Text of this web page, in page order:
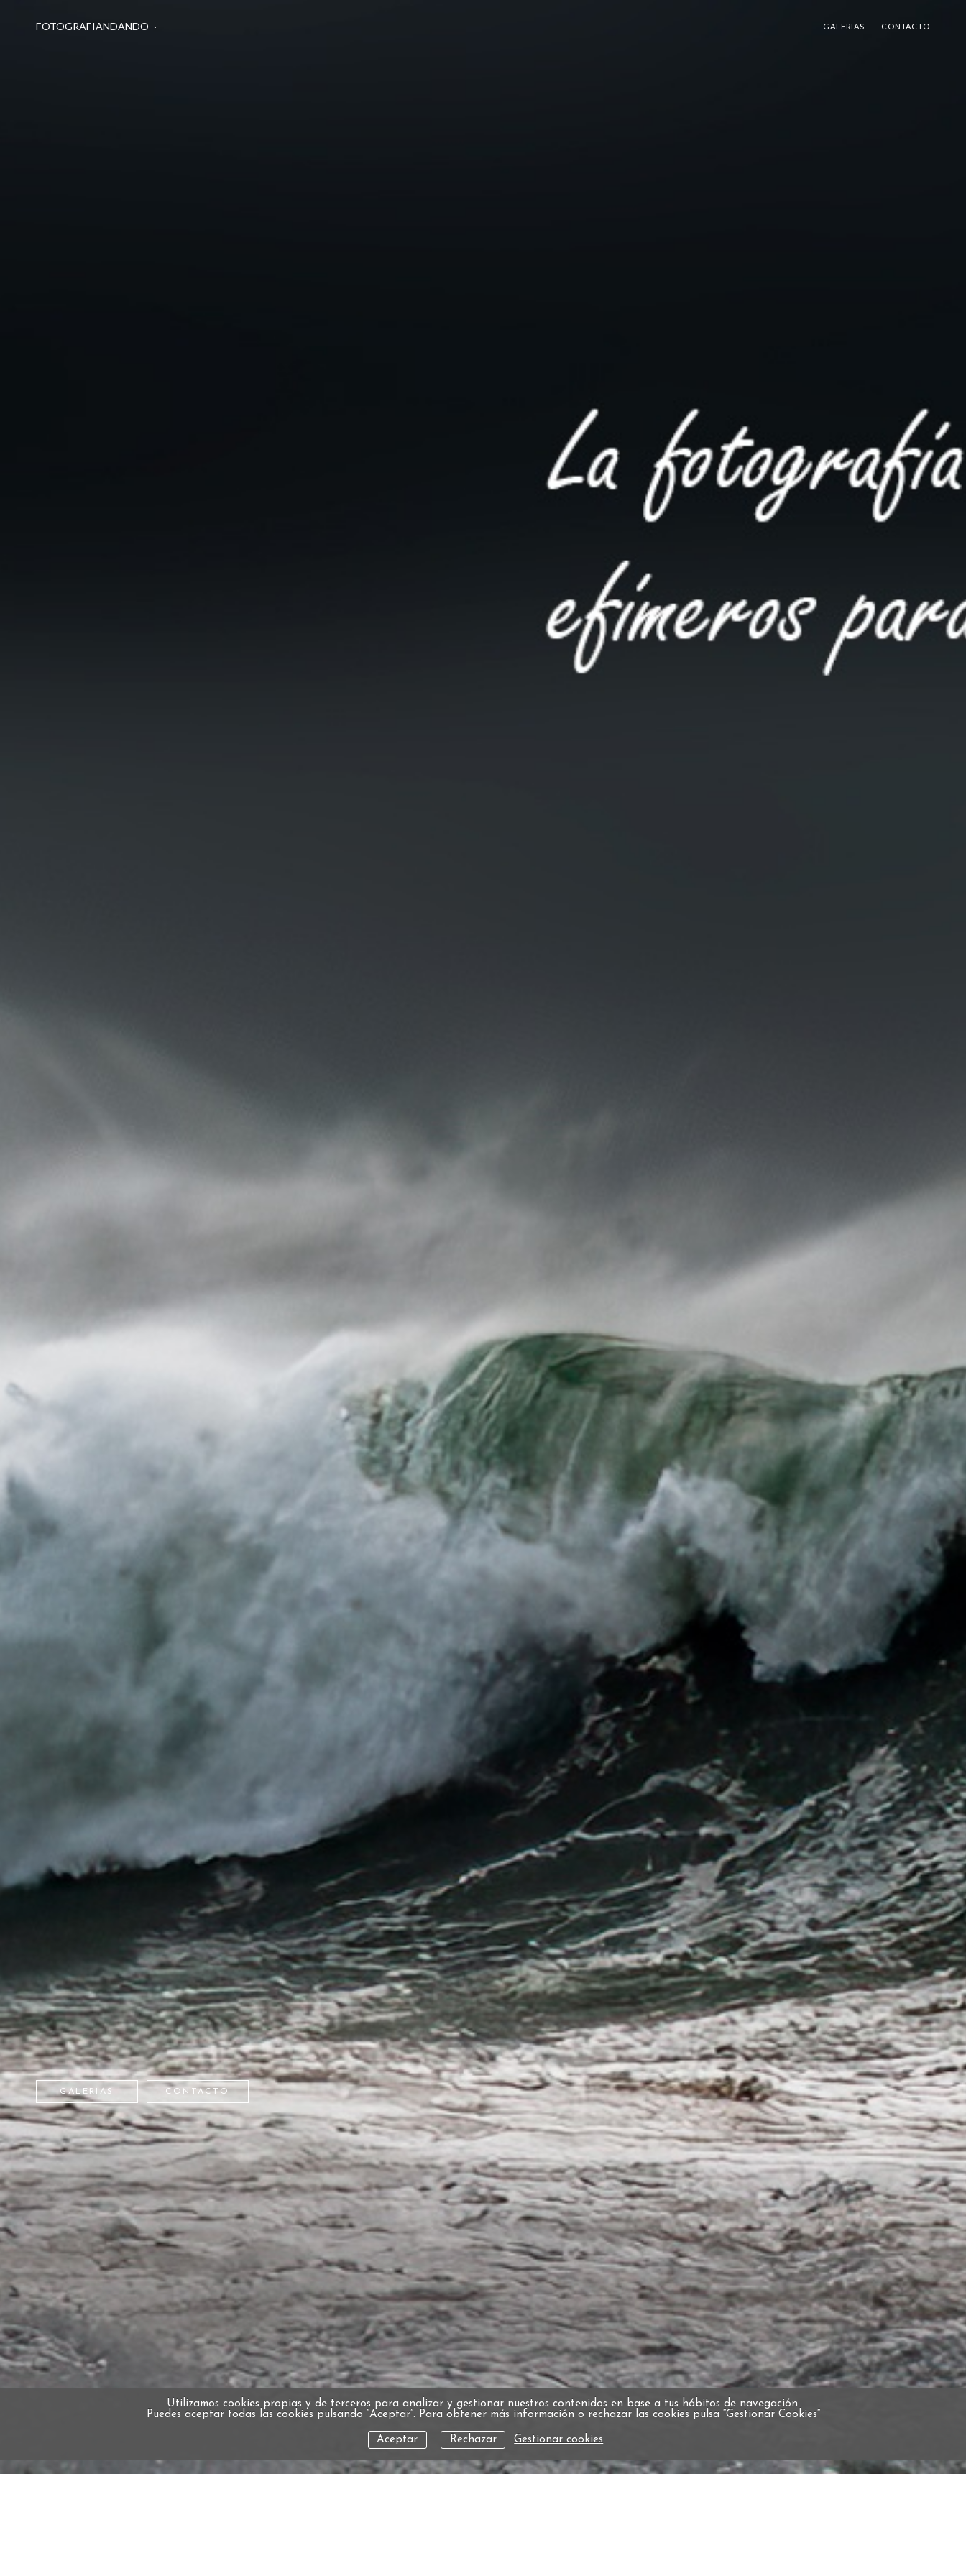
FOTOGRAFIANDANDO GALERIAS CONTACTO
GALERIAS CONTACTO
Utilizamos cookies propias y de terceros para analizar y gestionar nuestros contenidos en base a tus hábitos de navegación.
Puedes aceptar todas las cookies pulsando “Aceptar”. Para obtener más información o rechazar las cookies pulsa “Gestionar Cookies“
Aceptar Rechazar Gestionar cookies